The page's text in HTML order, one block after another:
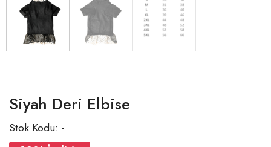
Siyah Deri Elbise
Stok Kodu: -